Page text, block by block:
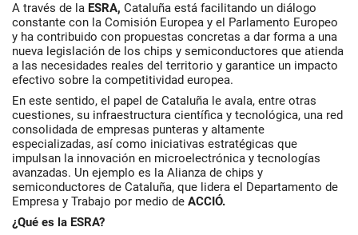
A través de la ESRA, Cataluña está facilitando un diálogo
constante con la Comisión Europea y el Parlamento Europeo
y ha contribuido con propuestas concretas a dar forma a una
nueva legislación de los chips y semiconductores que atienda
a las necesidades reales del territorio y garantice un impacto
efectivo sobre la competitividad europea.
En este sentido, el papel de Cataluña le avala, entre otras
cuestiones, su infraestructura científica y tecnológica, una red
consolidada de empresas punteras y altamente
especializadas, así como iniciativas estratégicas que
impulsan la innovación en microelectrónica y tecnologías
avanzadas. Un ejemplo es la Alianza de chips y
semiconductores de Cataluña, que lidera el Departamento de
Empresa y Trabajo por medio de ACCIÓ.
¿Qué es la ESRA?